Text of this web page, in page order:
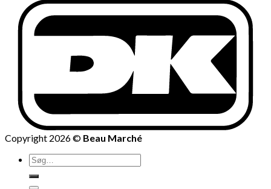
Copyright 2026 © Beau Marché
Søg
efter: